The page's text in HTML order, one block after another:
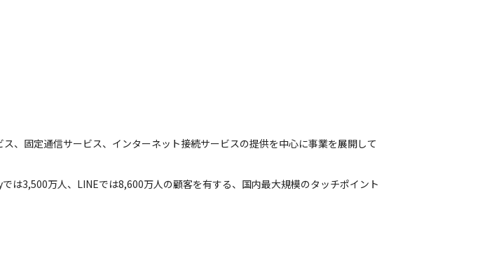
、固定通信サービス、インターネット接続サービスの提供を中心に事業を展開して
は3,500万人、LINEでは8,600万人の顧客を有する、国内最大規模のタッチポイント